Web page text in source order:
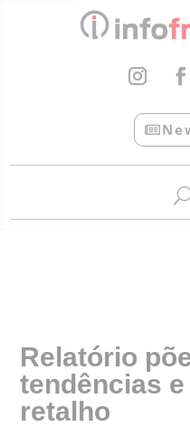
Relatório
tendências
retalho